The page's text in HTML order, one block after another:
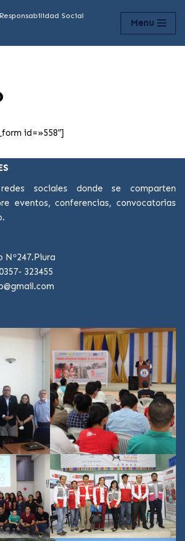
Social
Menu
id=»558″]
sociales donde se comparten
eventos, conferencias, convocatorias
Nº247.Piura
323455